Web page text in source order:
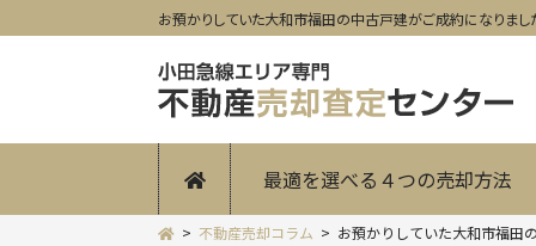
お預かりしていた大和市福田の中古戸建がご成約になりまし
最適を選べる４つの売却方法
不動産売却コラム お預かりしていた大和市福田